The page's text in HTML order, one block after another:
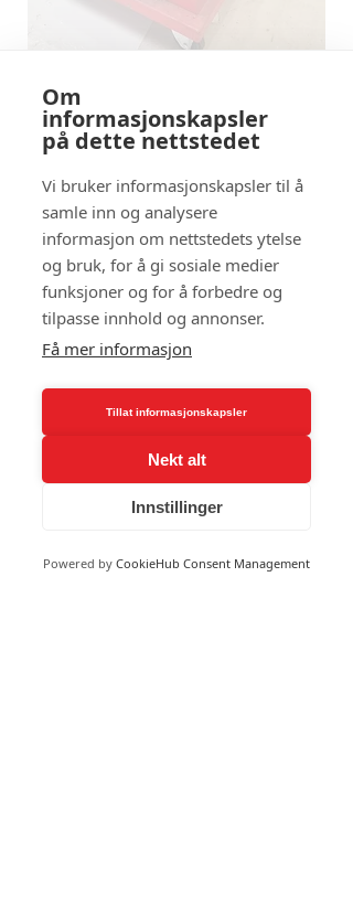
Om
informasjonskapsler
på dette nettstedet
Vi bruker informasjonskapsler til å
samle inn og analysere
informasjon om nettstedets ytelse
og bruk, for å gi sosiale medier
funksjoner og for å forbedre og
tilpasse innhold og annonser.
Få mer informasjon
Tillat informasjonskapsler
Nekt alt
Innstillinger
Powered by CookieHub Consent Management
Interessert i å leie produktet?
kontaktskjemaet under eller ring
oss på 407 88 260!
Send inn